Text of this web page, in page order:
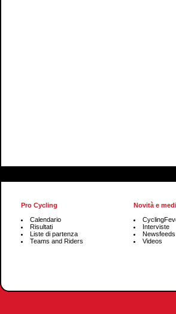
Pro Cycling
Calendario
Risultati
Liste di partenza
Teams and Riders
Novità e
Interviste
Newsfeeds
Videos